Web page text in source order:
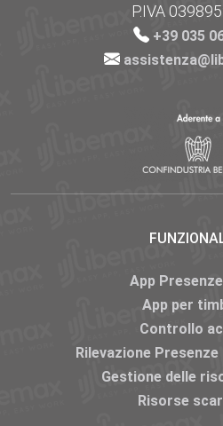
P.IVA
+39 035
App
App per
Controllo
Rilevazione
Gestione delle
Risorse